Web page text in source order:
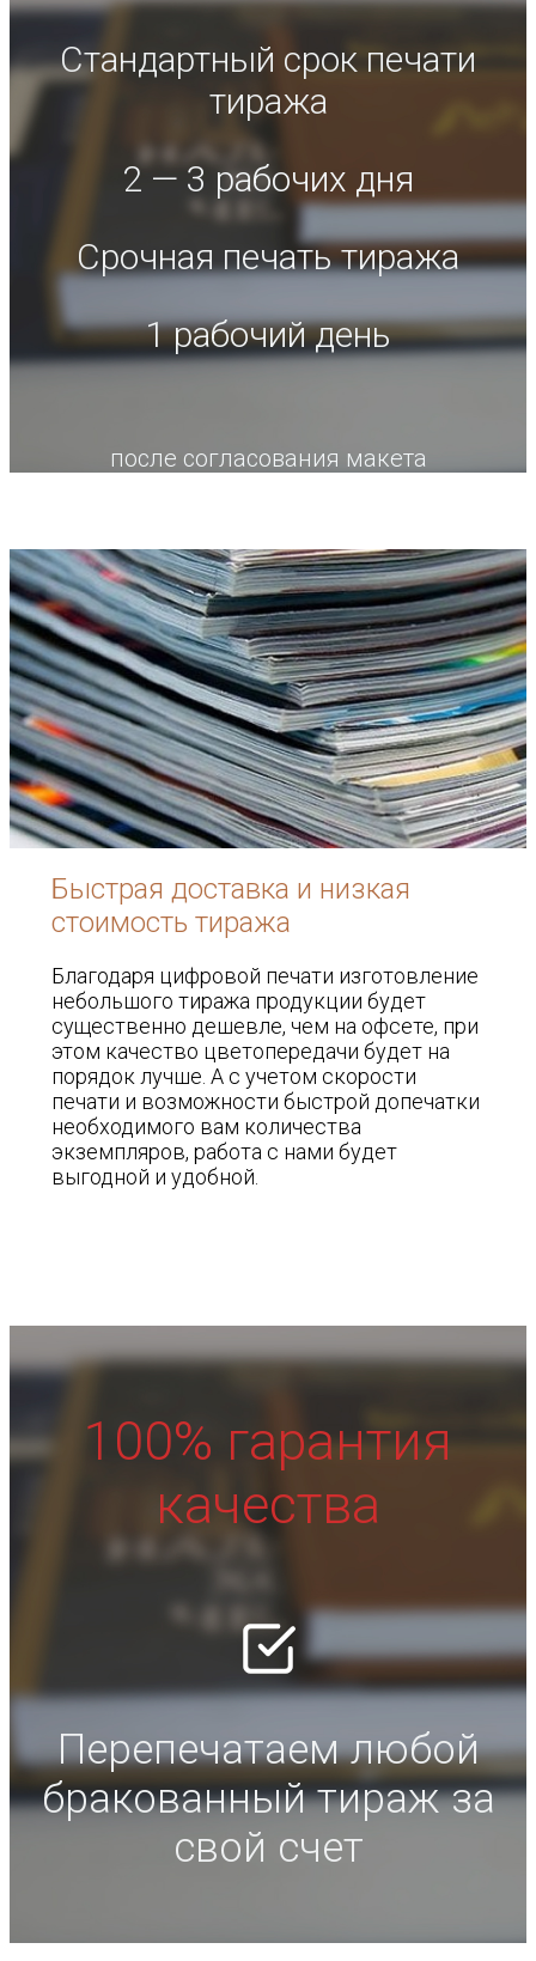
Стандартный срок печати
тиража
2 — 3 рабочих дня
Срочная печать тиража
1 рабочий день
после согласования макета
Быстрая доставка и низкая
стоимость тиража
Благодаря цифровой печати изготовление
небольшого тиража продукции будет
существенно дешевле, чем на офсете, при
этом качество цветопередачи будет на
порядок лучше. А с учетом скорости
печати и возможности быстрой допечатки
необходимого вам количества
экземпляров, работа с нами будет
выгодной и удобной.
100% гарантия
качества
Перепечатаем любой
бракованный тираж за
свой счет